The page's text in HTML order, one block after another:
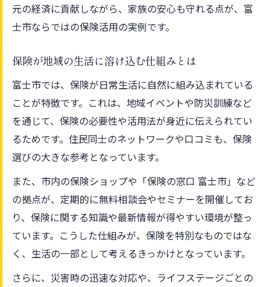
元の経済に貢献しながら、家族の安心も守れる点が、富
士市ならではの保険活用の実例です。
保険が地域の生活に溶け込む仕組みとは
富士市では、保険が日常生活に自然に組み込まれている
ことが特徴です。これは、地域イベントや防災訓練など
を通じて、保険の必要性や活用法が身近に伝えられてい
るためです。住民同士のネットワークや口コミも、保険
選びの大きな参考となっています。
また、市内の保険ショップや「保険の窓口 富士市」など
の拠点が、定期的に無料相談会やセミナーを開催してお
り、保険に関する知識や最新情報が得やすい環境が整っ
ています。こうした仕組みが、保険を特別なものではな
く、生活の一部として考えるきっかけとなっています。
さらに、災害時の迅速な対応や、ライフステージごとの